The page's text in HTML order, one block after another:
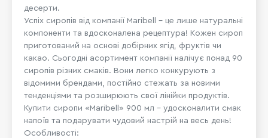
десерти.
Успіх сиропів від компанії Maribell – це лише натуральні
компоненти та вдосконалена рецептура! Кожен сироп
приготований на основі добірних ягід, фруктів чи
какао. Сьогодні асортимент компанії налічує понад 90
сиропів різних смаків. Вони легко конкурують з
відомими брендами, постійно стежать за новими
тенденціями та розширюють свої лінійки продуктів.
Купити сиропи «Maribell» 900 мл – удосконалити смак
напоїв та подарувати чудовий настрій на весь день!
Особливості: